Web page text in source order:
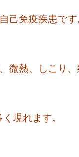
己免疫疾患です
微熱、しこり
現れます。